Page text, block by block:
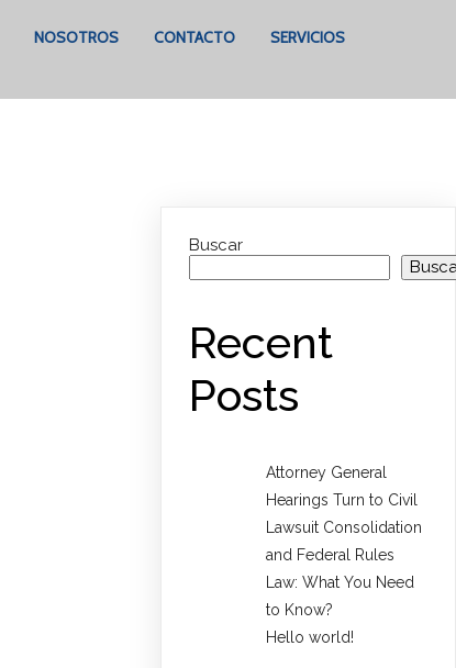
NOSOTROS CONTACTO SERVICIOS
Buscar
Recent
Posts
Attorney General
Hearings Turn to Civil
Lawsuit Consolidation
and Federal Rules
Law: What You Need
to Know?
Hello world!